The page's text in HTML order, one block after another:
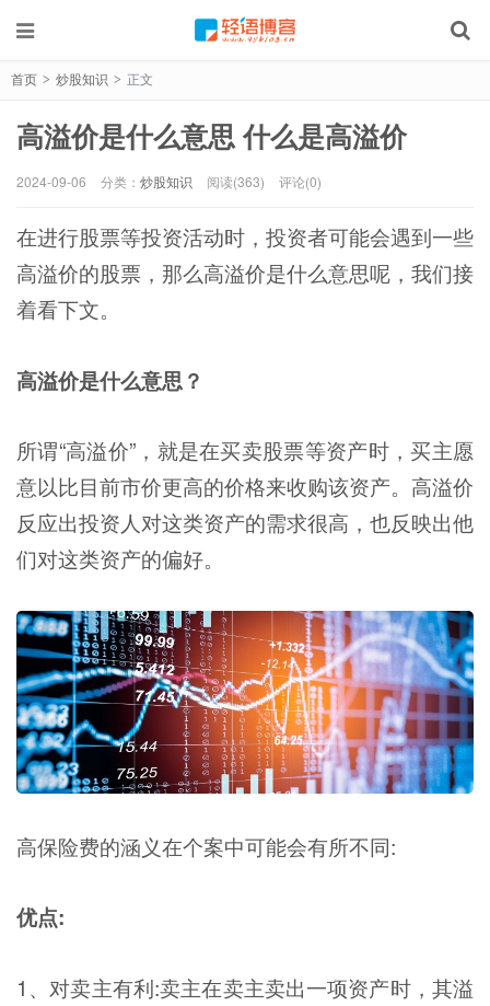
首页 > 炒股知识 > 正文
高溢价是什么意思 什么是高溢价
2024-09-06 分类： 炒股知识 阅读(363) 评论(0)
在进行股票等投资活动时，投资者可能会遇到一些
高溢价的股票，那么高溢价是什么意思呢，我们接
着看下文。
高溢价是什么意思？
所谓“高溢价”，就是在买卖股票等资产时，买主愿
意以比目前市价更高的价格来收购该资产。高溢价
反应出投资人对这类资产的需求很高，也反映出他
们对这类资产的偏好。
高保险费的涵义在个案中可能会有所不同:
优点:
1、对卖主有利:卖主在卖主卖出一项资产时，其溢